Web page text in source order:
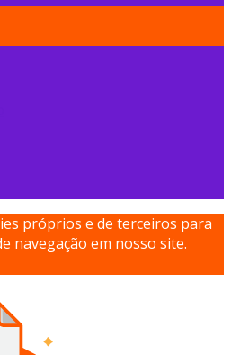
próprios e de terceiros para
navegação em nosso site.